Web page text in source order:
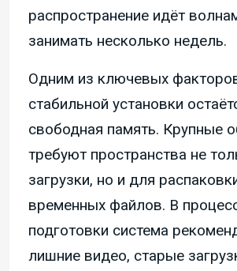
распространение идёт
занимать несколько недель.
Одним из ключевых
стабильной установки
свободная память. Крупные
требуют пространства не
загрузки, но и для
временных файлов. В
подготовки система
лишние видео, старые